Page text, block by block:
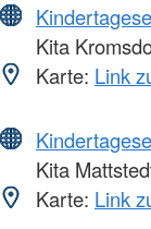
Kita
Karte: Link
Kita
Karte: Link